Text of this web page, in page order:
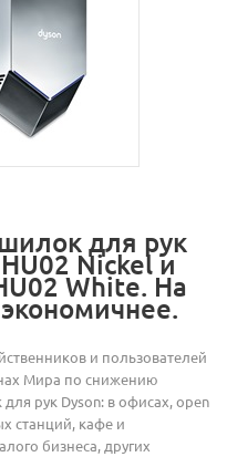
для рук
Nickel и
White. На
и пользователей
Мира по снижению
рук Dyson: в офисах, open
станций, кафе и
бизнеса, других